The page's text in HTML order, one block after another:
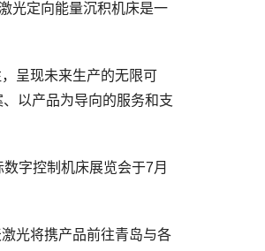
光定向能量沉积机床是一
呈现未来生产的无限可
以产品为导向的服务和支
字控制机床展览会于7月
光将携产品前往青岛与各